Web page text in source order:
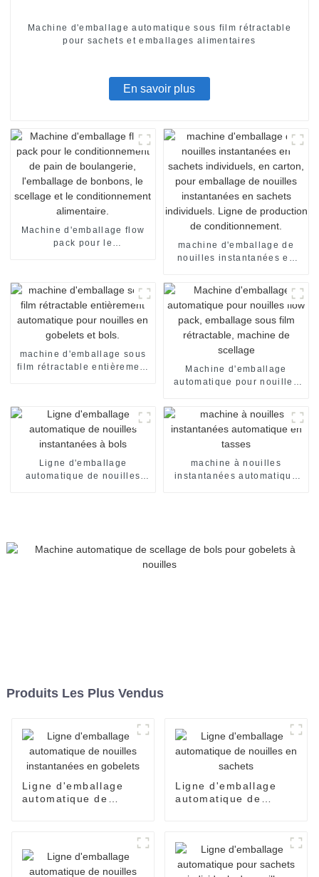
Machine d'emballage automatique sous film rétractable
pour sachets et emballages alimentaires
En savoir plus
Machine d'emballage flow
pack pour le
conditionnement
alimentaire.
machine d'emballage de
nouilles instantanées en
carton, pour emballage de
nouilles instantanées en
sachets individuels. Ligne
de production de
conditionnement.
machine d'emballage sous
film rétractable entièrement
Machine d'emballage
automatique pour nouilles
film rétractable, machine de
scellage
Ligne d'emballage
automatique de nouilles
machine à nouilles
instantanées automatique
Produits Les Plus Vendus
Ligne d'emballage
automatique de
Ligne d'emballage
automatique de